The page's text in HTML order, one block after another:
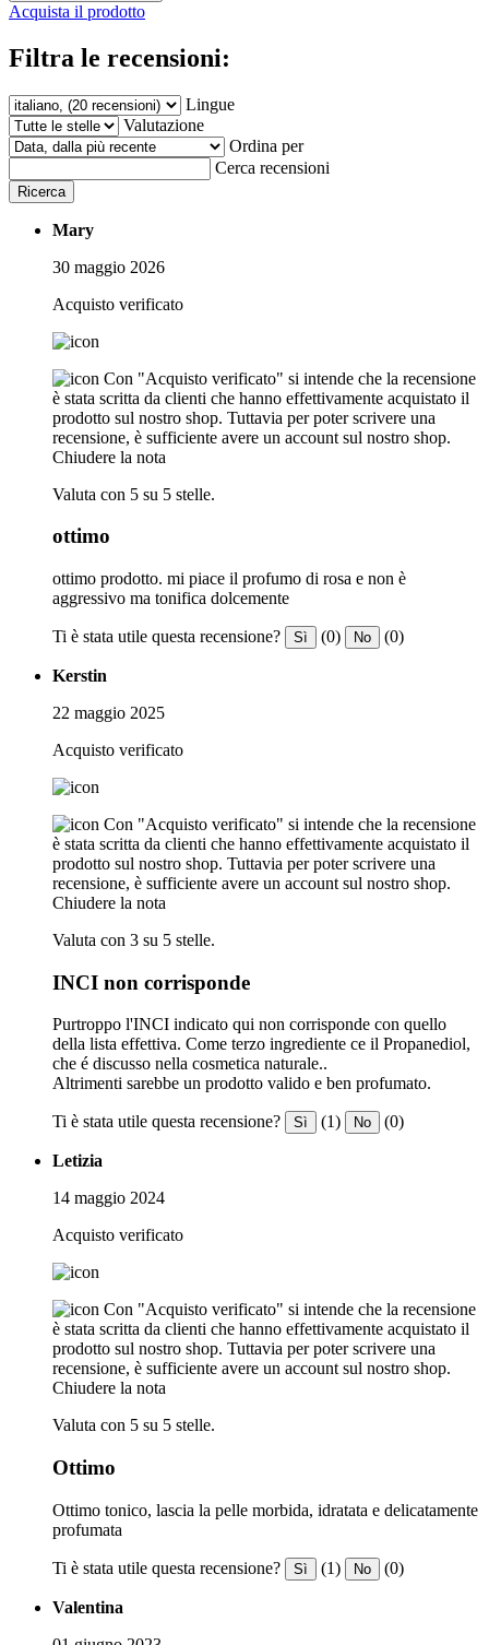
Acquista il prodotto
Filtra le recensioni:
Lingue
Valutazione
Ordina per
Cerca recensioni
Ricerca
Mary
30 maggio 2026
Acquisto verificato
Con "Acquisto verificato" si intende che la recensione
è stata scritta da clienti che hanno effettivamente acquistato il
prodotto sul nostro shop. Tuttavia per poter scrivere una
recensione, è sufficiente avere un account sul nostro shop.
Chiudere la nota
Valuta con 5 su 5 stelle.
ottimo
ottimo prodotto. mi piace il profumo di rosa e non è
aggressivo ma tonifica dolcemente
Ti è stata utile questa recensione? Sì (0) No (0)
Kerstin
22 maggio 2025
Acquisto verificato
Con "Acquisto verificato" si intende che la recensione
è stata scritta da clienti che hanno effettivamente acquistato il
prodotto sul nostro shop. Tuttavia per poter scrivere una
recensione, è sufficiente avere un account sul nostro shop.
Chiudere la nota
Valuta con 3 su 5 stelle.
INCI non corrisponde
Purtroppo l'INCI indicato qui non corrisponde con quello
della lista effettiva. Come terzo ingrediente ce il Propanediol,
che é discusso nella cosmetica naturale..
Altrimenti sarebbe un prodotto valido e ben profumato.
Ti è stata utile questa recensione? Sì (1) No (0)
Letizia
14 maggio 2024
Acquisto verificato
Con "Acquisto verificato" si intende che la recensione
è stata scritta da clienti che hanno effettivamente acquistato il
prodotto sul nostro shop. Tuttavia per poter scrivere una
recensione, è sufficiente avere un account sul nostro shop.
Chiudere la nota
Valuta con 5 su 5 stelle.
Ottimo
Ottimo tonico, lascia la pelle morbida, idratata e delicatamente
profumata
Ti è stata utile questa recensione? Sì (1) No (0)
Valentina